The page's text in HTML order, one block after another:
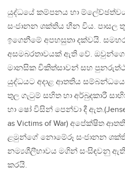
යුද්ධයේ කම්පනය හා
සංජානන ශක්තිය හීන විය.
ඉගෙනීමේ අපහසුතා දක්වයි.
අසමබරතාවයක් ඇති වේ.
මානසික චිකිත්සාවන් සහ
යුද්ධයට අදාළ ආතතිය
තුල ගැටුම් සහිත හා අර්බුදකාරී
හා ෂෝ විසින් පෙන්වා දී
as Victims of War) අපේක්ෂිත
ළමුන්ගේ නොමේරූ සංජානන
නම්‍යශීලීභාවය මගින් සංසිඳවනු
කරයි.